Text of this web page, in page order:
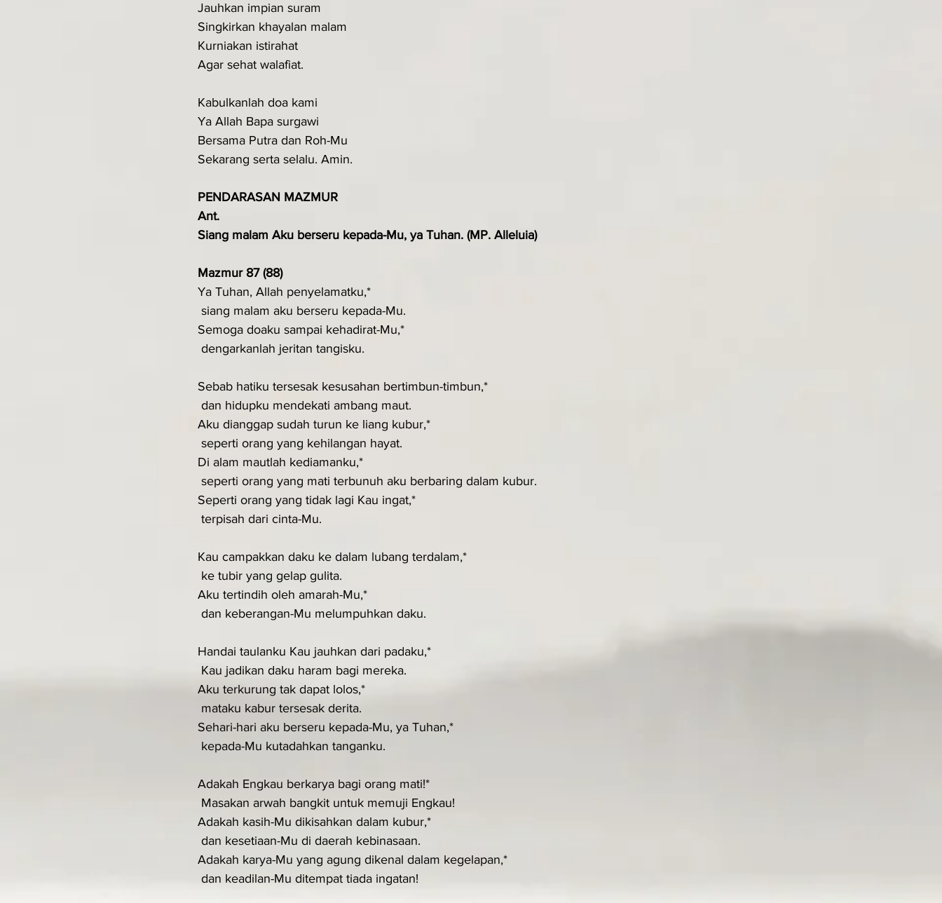
Jauhkan impian suram
Singkirkan khayalan malam
Kurniakan istirahat
Agar sehat walafiat.
Kabulkanlah doa kami
Ya Allah Bapa surgawi
Bersama Putra dan Roh-Mu
Sekarang serta selalu. Amin.
PENDARASAN MAZMUR
Ant.
Siang malam Aku berseru kepada-Mu, ya Tuhan. (MP. Alleluia)
Mazmur 87 (88)
Ya Tuhan, Allah penyelamatku,*
siang malam aku berseru kepada-Mu.
Semoga doaku sampai kehadirat-Mu,*
dengarkanlah jeritan tangisku.
Sebab hatiku tersesak kesusahan bertimbun-timbun,*
dan hidupku mendekati ambang maut.
Aku dianggap sudah turun ke liang kubur,*
seperti orang yang kehilangan hayat.
Di alam mautlah kediamanku,*
seperti orang yang mati terbunuh aku berbaring dalam kubur.
Seperti orang yang tidak lagi Kau ingat,*
terpisah dari cinta-Mu.
Kau campakkan daku ke dalam lubang terdalam,*
ke tubir yang gelap gulita.
Aku tertindih oleh amarah-Mu,*
dan keberangan-Mu melumpuhkan daku.
Handai taulanku Kau jauhkan dari padaku,*
Kau jadikan daku haram bagi mereka.
Aku terkurung tak dapat lolos,*
mataku kabur tersesak derita.
Sehari-hari aku berseru kepada-Mu, ya Tuhan,*
kepada-Mu kutadahkan tanganku.
Adakah Engkau berkarya bagi orang mati!*
Masakan arwah bangkit untuk memuji Engkau!
Adakah kasih-Mu dikisahkan dalam kubur,*
dan kesetiaan-Mu di daerah kebinasaan.
Adakah karya-Mu yang agung dikenal dalam kegelapan,*
dan keadilan-Mu ditempat tiada ingatan!